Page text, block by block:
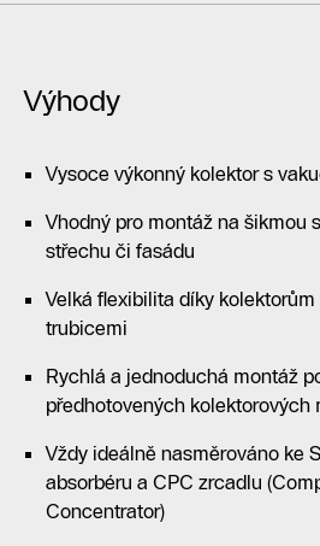
Výhody
Vysoce výkonný kolektor s
Vhodný pro montáž na šikmou
střechu či fasádu
Velká flexibilita díky
trubicemi
Rychlá a jednoduchá montáž
předhotovených kolektorových
Vždy ideálně nasměrováno ke
absorbéru a CPC zrcadlu
Concentrator)